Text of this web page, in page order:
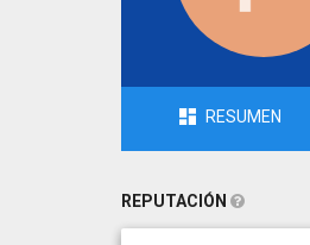
RESUMEN
REPUTACIÓN